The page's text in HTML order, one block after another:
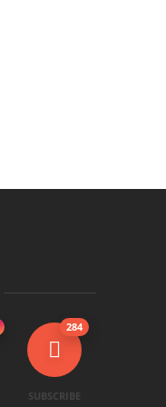
284
SUBSCRIBE